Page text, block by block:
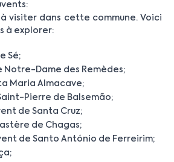
à visiter dans cette commune. Voici
à explorer:
Sé;
Notre-Dame des Remèdes;
Maria Almacave;
Pierre de Balsemão;
de Santa Cruz;
de Chagas;
de Santo António de Ferreirim;